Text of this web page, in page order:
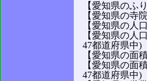
【愛知県のふ
【愛知県の寺
【愛知県の人
【愛知県の人
47都道府県中)
【愛知県の面
【愛知県の面
47都道府県中)